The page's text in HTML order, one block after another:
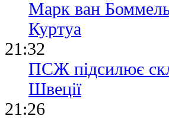
Марк ван
Куртуа
21:32
ПСЖ підсилює
Швеції
21:26